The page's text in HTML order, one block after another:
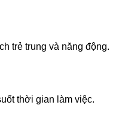
trẻ trung và năng động.
thời gian làm việc.